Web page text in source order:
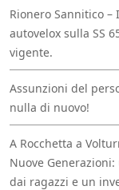
Rionero Sannitico –
autovelox sulla SS
vigente.
Assunzioni del
nulla di nuovo!
A Rocchetta a
Nuove
dai ragazzi e un